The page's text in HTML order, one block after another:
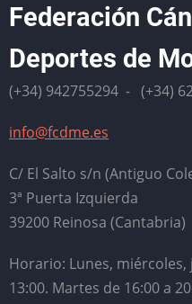
Federación
Deportes de
(+34) 942755294 - (+34)
info@fcdme.es
C/ El Salto s/n (Antiguo
3ª Puerta Izquierda
39200 Reinosa (Cantabria)
Horario: Lunes, miércoles,
13:00. Martes de 16:00 a